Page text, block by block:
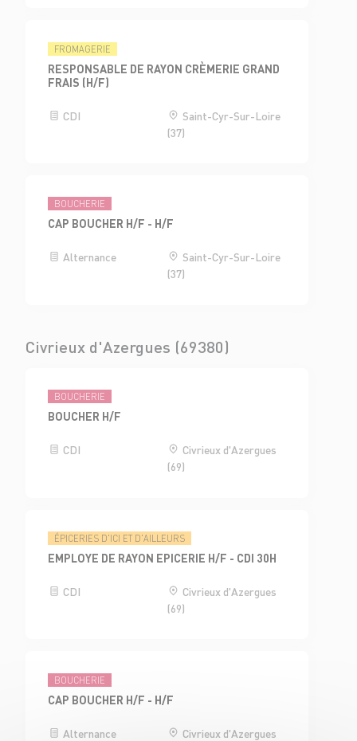
FROMAGERIE
RESPONSABLE DE RAYON CRÈMERIE GRAND
FRAIS (H/F)
CDI
Saint-Cyr-Sur-Loire
(37)
BOUCHERIE
CAP BOUCHER H/F - H/F
Alternance
Saint-Cyr-Sur-Loire
(37)
Civrieux d'Azergues (69380)
BOUCHERIE
BOUCHER H/F
CDI
Civrieux d'Azergues
(69)
ÉPICERIES D'ICI ET D'AILLEURS
EMPLOYE DE RAYON EPICERIE H/F - CDI 30H
CDI
Civrieux d'Azergues
(69)
BOUCHERIE
CAP BOUCHER H/F - H/F
Alternance
Civrieux d'Azergues